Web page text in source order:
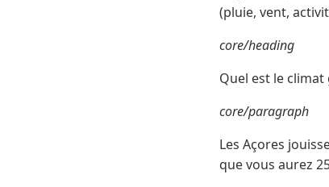
(pluie, vent,
core/heading
Quel est le
core/paragraph
Les Açores
que vous aurez